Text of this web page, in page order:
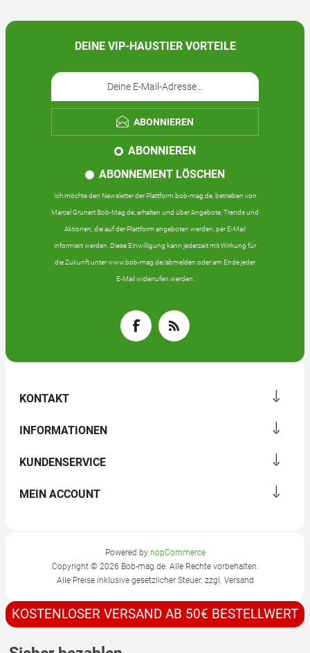
DEINE VIP-HAUSTIER VORTEILE
ABONNIEREN
ABONNIEREN
ABONNEMENT LÖSCHEN
Ich möchte den Newsletter der Plattform bob-mag.de, betrieben von
Marcel Grunert Bob-Mag.de, erhalten und über Angebote, Trends und
Aktionen, die auf der Plattform angeboten werden, per E-Mail
informiert werden. Diese Einwilligung kann jederzeit mit Wirkung für
die Zukunft unter www.bob-mag.de/abmelden oder am Ende jeder
E-Mail widerrufen werden.
KONTAKT
INFORMATIONEN
KUNDENSERVICE
MEIN ACCOUNT
Powered by nopCommerce
Copyright © 2026 Bob-mag.de. Alle Rechte vorbehalten.
Alle Preise inklusive gesetzlicher Steuer. zzgl. Versand
KOSTENLOSER VERSAND AB 50€ BESTELLWERT